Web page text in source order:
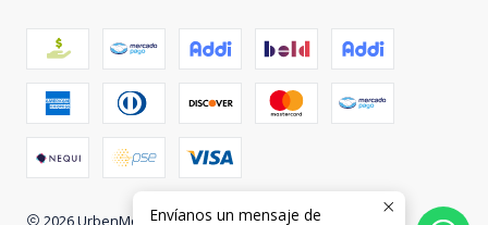
2026 UrbenMood.Envíanos un mensaje de